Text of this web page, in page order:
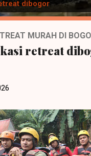
dibogor
MURAH DI
retreat